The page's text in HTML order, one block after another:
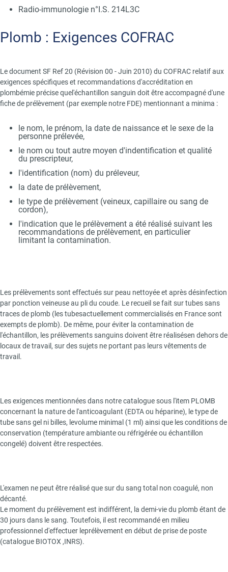
Radio-immunologie n°I.S. 214L3C
Title
Plomb : Exigences COFRAC
Text
Le document SF Ref 20 (Révision 00 - Juin 2010) du COFRAC relatif aux
exigences spécifiques et recommandations d'accréditation en
plombémie précise quel'échantillon sanguin doit être accompagné d'une
fiche de prélèvement (par exemple notre FDE) mentionnant a minima :
le nom, le prénom, la date de naissance et le sexe de la
personne prélevée,
le nom ou tout autre moyen d'indentification et qualité
du prescripteur,
l'identification (nom) du préleveur,
la date de prélèvement,
le type de prélèvement (veineux, capillaire ou sang de
cordon),
l'indication que le prélèvement a été réalisé suivant les
recommandations de prélèvement, en particulier
limitant la contamination.
Les prélèvements sont effectués sur peau nettoyée et après désinfection
par ponction veineuse au pli du coude. Le recueil se fait sur tubes sans
traces de plomb (les tubesactuellement commercialisés en France sont
exempts de plomb). De même, pour éviter la contamination de
l'échantillon, les prélèvements sanguins doivent être réalisésen dehors de
locaux de travail, sur des sujets ne portant pas leurs vêtements de
travail.
Les exigences mentionnées dans notre catalogue sous l'item PLOMB
concernant la nature de l'anticoagulant (EDTA ou héparine), le type de
tube sans gel ni billes, levolume minimal (1 ml) ainsi que les conditions de
conservation (température ambiante ou réfrigérée ou échantillon
congelé) doivent être respectées.
L'examen ne peut être réalisé que sur du sang total non coagulé, non
décanté.
Le moment du prélèvement est indifférent, la demi-vie du plomb étant de
30 jours dans le sang. Toutefois, il est recommandé en milieu
professionnel d'effectuer leprélèvement en début de prise de poste
(catalogue BIOTOX ,INRS).